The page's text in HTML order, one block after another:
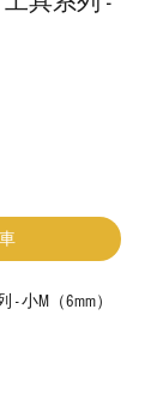
- 小M（6mm）